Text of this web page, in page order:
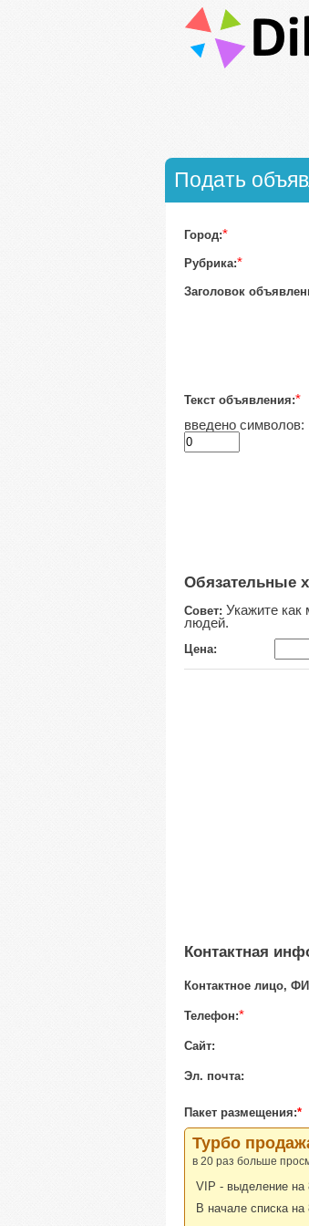
Подать
Город:*
Рубрика:*
Заголовок
Текст объявления:*
введено символов:
Обязательные
Совет: Укажите как
людей.
Цена:
Контактная
Контактное лицо,
Телефон:*
Сайт:
Эл. почта:
Пакет размещения:*
Турбо
в 20 раз больше
VIP - выделение на
В начале списка на